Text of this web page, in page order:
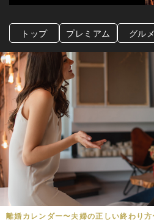
トップ プレミアム グルメ
離婚カレンダー〜夫婦の正しい終わり